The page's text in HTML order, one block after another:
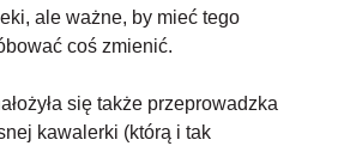
ale ważne, by mieć tego
coś zmienić.
się także przeprowadzka
kawalerki (którą i tak